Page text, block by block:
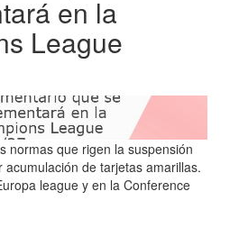
en la
League
normas que rigen la suspensión
acumulación de tarjetas amarillas.
league y en la Conference